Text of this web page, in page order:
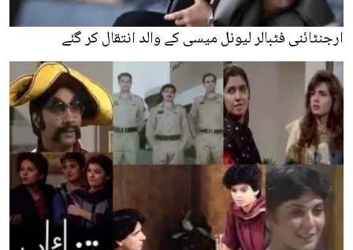
ارجنٹائنی فٹبالر لیونل میسی کے والد انتقال کر گئے